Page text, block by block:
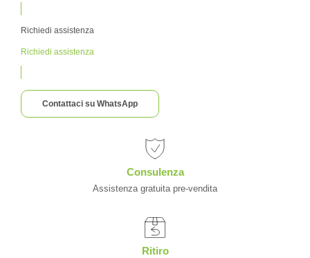
Richiedi assistenza
Richiedi assistenza
Contattaci su WhatsApp
Consulenza
Assistenza gratuita pre-vendita
Ritiro